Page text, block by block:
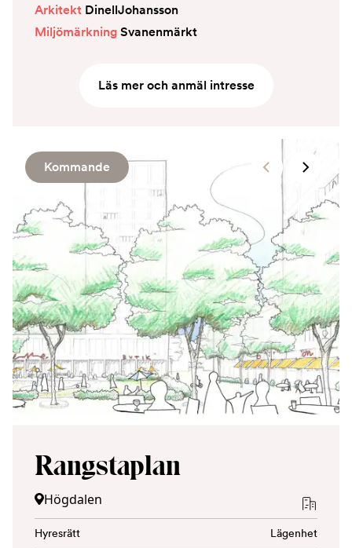
Arkitekt DinellJohansson
MiljömärkningSvanenmärkt
Läs mer och anmäl intresse
Kommande
Rangstaplan
Högdalen
Hyresrätt Lägenhet